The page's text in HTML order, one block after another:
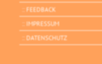
FEEDBACK
IMPRESSUM
DATENSCHUTZ